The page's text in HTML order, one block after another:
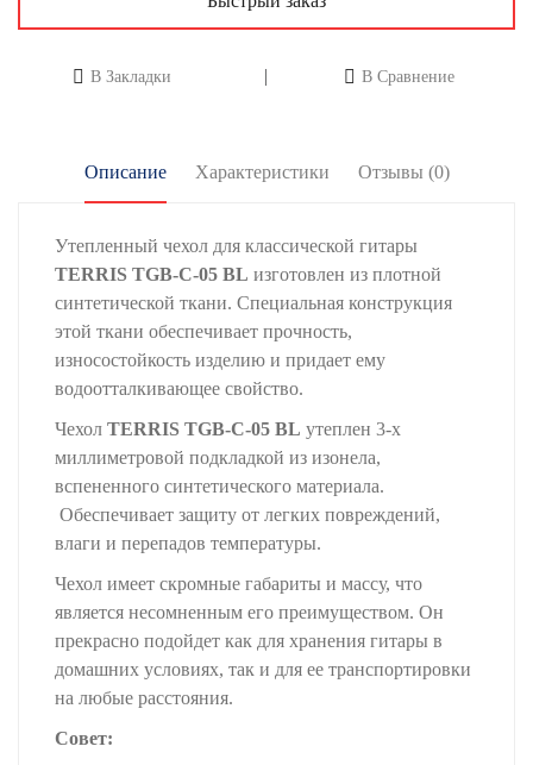
В Закладки В Сравнение
Описание Характеристики Отзывы (0)
Утепленный чехол для классической гитары
TERRIS TGB-C-05 BL изготовлен из плотной
синтетической ткани. Специальная конструкция
этой ткани обеспечивает прочность,
износостойкость изделию и придает ему
водоотталкивающее свойство.
Чехол TERRIS TGB-C-05 BL утеплен 3-х
миллиметровой подкладкой из изонела,
вспененного синтетического материала.
Обеспечивает защиту от легких повреждений,
влаги и перепадов температуры.
Чехол имеет скромные габариты и массу, что
является несомненным его преимуществом. Он
прекрасно подойдет как для хранения гитары в
домашних условиях, так и для ее транспортировки
на любые расстояния.
Совет: